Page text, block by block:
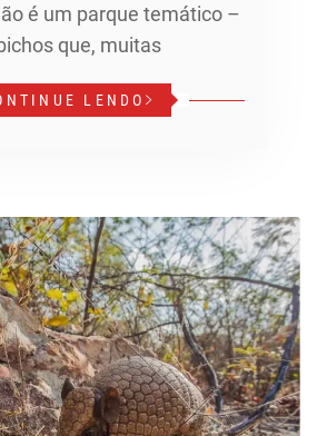
é um parque temático –
que, muitas
LENDO